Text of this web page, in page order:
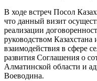
В ходе встреч Посол
что данный визит
реализации
руководством
взаимодействия в сфере
развития Соглашения о
Алматинской области и
Воеводина.